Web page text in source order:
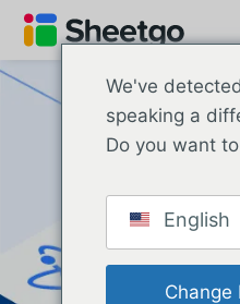
We've
speaking a
Do you want
English
Change